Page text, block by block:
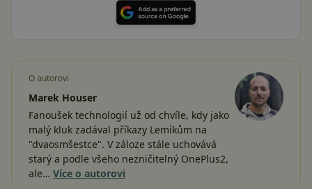
O autorovi
Marek Houser
Fanoušek technologií už od chvíle, kdy jako
malý kluk zadával příkazy Lemíkům na
"dvaosmšestce". V záloze stále uchovává
starý a podle všeho nezničitelný OnePlus2,
ale… Více o autorovi